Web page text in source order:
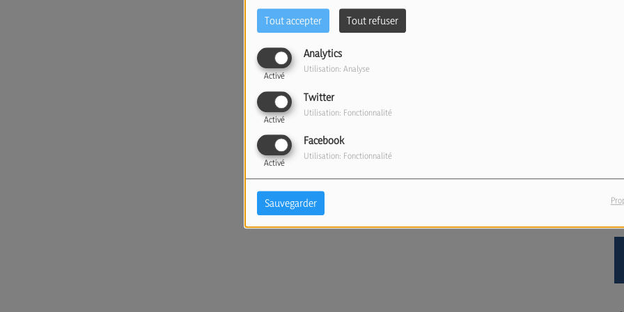
Tout accepter Tout refuser
Analytics
Activé
Utilisation: Analyse
Twitter
Activé
Utilisation: Fonctionnalité
Facebook
Activé
Utilisation: Fonctionnalité
Sauvegarder